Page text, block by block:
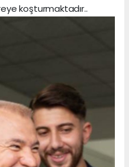
koşturmaktadır..